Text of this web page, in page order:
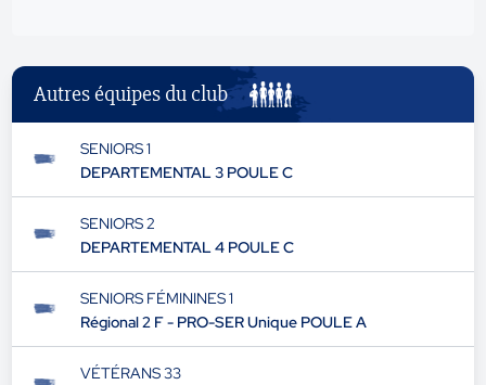
Autres équipes du club
SENIORS 1
DEPARTEMENTAL 3 POULE C
SENIORS 2
DEPARTEMENTAL 4 POULE C
SENIORS FÉMININES 1
Régional 2 F - PRO-SER Unique POULE A
VÉTÉRANS 33